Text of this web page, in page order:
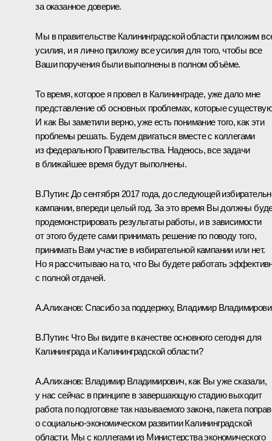
за оказанное доверие.
Мы в правительстве Калининградской области приложим
усилия, и я лично приложу все усилия для того, чтобы все
Ваши поручения были выполнены в полном объёме.
То время, которое я провел в Калининграде, уже дало мне
представление об основных проблемах, которые
И как Вы заметили верно, уже есть понимание того, как эти
проблемы решать. Будем двигаться вместе с коллегами
из федерального Правительства. Надеюсь, все задачи
в ближайшее время будут выполнены.
В.Путин: До сентября 2017 года, до следующей
кампании, впереди целый год. За это время Вы должны
продемонстрировать результаты работы, и в зависимости
от этого будете сами принимать решение по поводу того,
принимать Вам участие в избирательной кампании или нет.
Но я рассчитываю на то, что Вы будете работать
с полной отдачей.
А.Алиханов: Спасибо за поддержку, Владимир
В.Путин: Что Вы видите в качестве основного сегодня для
Калининграда и Калининградской области?
А.Алиханов: Владимир Владимирович, как Вы уже сказали,
у нас сейчас в принципе в завершающую стадию выходит
работа по подготовке так называемого закона, пакета
о социально-экономическом развитии Калининградской
области. Мы с коллегами из Министерства экономического